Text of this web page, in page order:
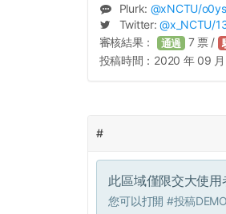
Plurk: @xNCTU/
Twitter:@x_NCTU/
審核結果： 通過 7票 /
投稿時間： 2020 年 09
#
此區域僅限交大使用
您可以打開 #投稿DEMO